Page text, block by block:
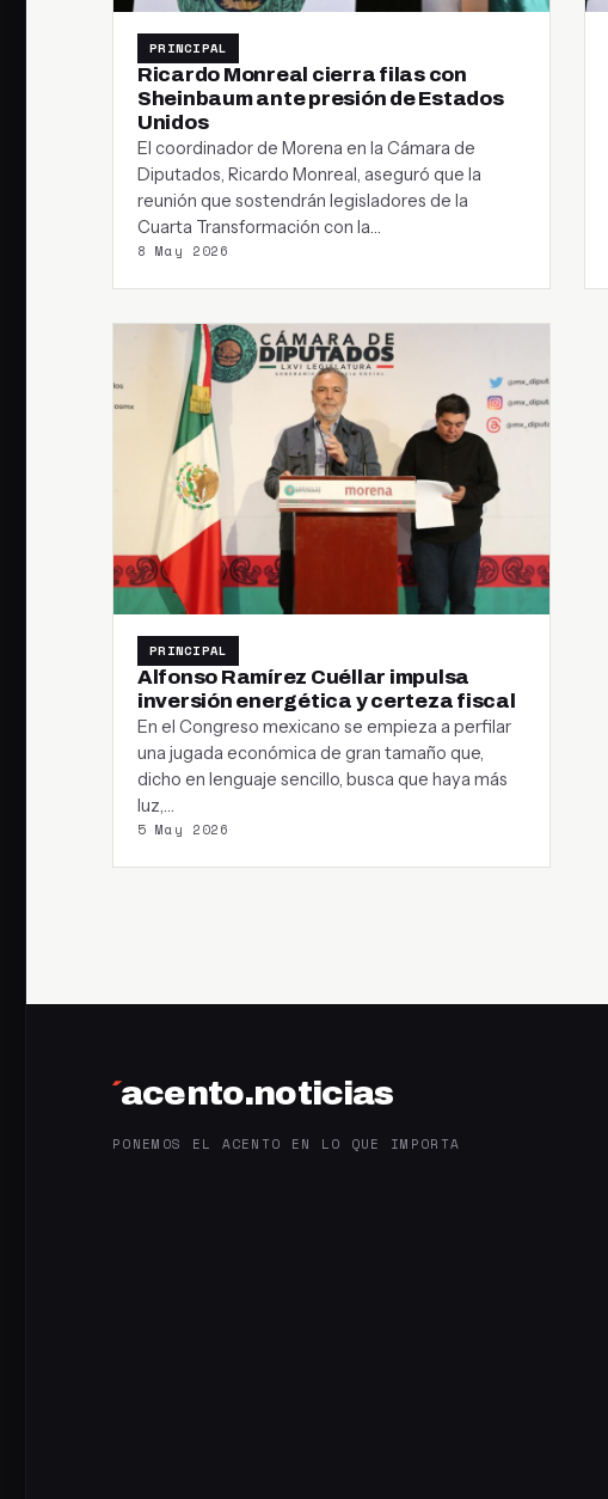
PRINCIPAL
Ricardo Monreal cierra filas con
Sheinbaum ante presión de Estados
Unidos
El coordinador de Morena en la Cámara de
Diputados, Ricardo Monreal, aseguró que la
reunión que sostendrán legisladores de la
Cuarta Transformación con la…
8 May 2026
PRINCIPAL
Alfonso Ramírez Cuéllar impulsa
inversión energética y certeza fiscal
En el Congreso mexicano se empieza a perfilar
una jugada económica de gran tamaño que,
dicho en lenguaje sencillo, busca que haya más
luz,…
5 May 2026
´acento.noticias
PONEMOS EL ACENTO EN LO QUE IMPORTA